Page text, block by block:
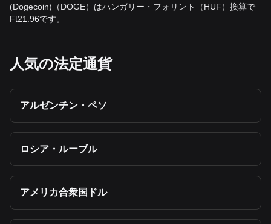
(Dogecoin)（DOGE）はハンガリー・フォリント（HUF）換算で
Ft21.96です。
人気の法定通貨
アルゼンチン・ペソ
ロシア・ルーブル
アメリカ合衆国ドル